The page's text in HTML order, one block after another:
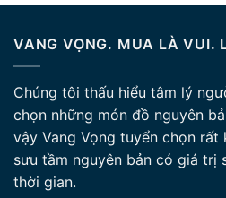
VANG VỌNG. MUA LÀ VUI.
Chúng tôi thấu hiểu tâm lý
chọn những món đồ nguyên
vậy Vang Vọng tuyển chọn
sưu tầm nguyên bản có giá trị
thời gian.